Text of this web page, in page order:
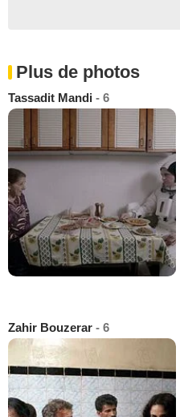
Plus de photos
Tassadit Mandi - 6
Zahir Bouzerar - 6